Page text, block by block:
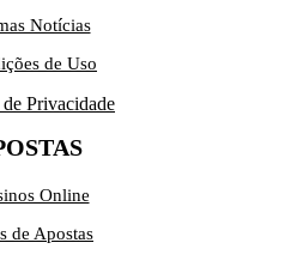
Notícias
de Uso
Privacidade
Online
de Apostas